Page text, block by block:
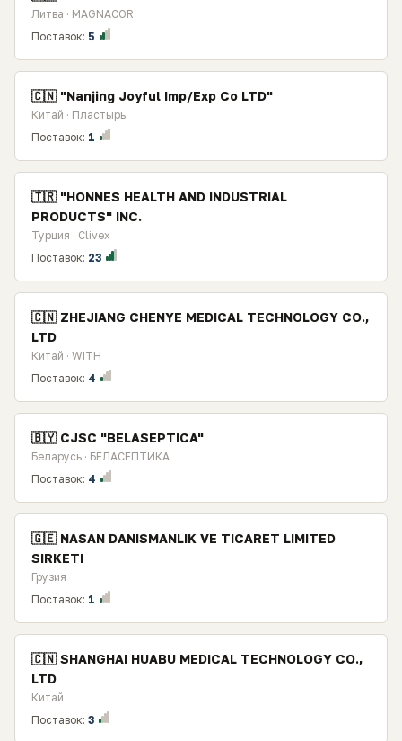
Литва · MAGNACOR
Поставок: 5
🇨🇳 "Nanjing Joyful Imp/Exp Co LTD"
Китай · Пластырь
Поставок: 1
🇹🇷 "HONNES HEALTH AND INDUSTRIAL
PRODUCTS" INC.
Турция · Clivex
Поставок: 23
🇨🇳 ZHEJIANG CHENYE MEDICAL TECHNOLOGY CO.,
LTD
Китай · WITH
Поставок: 4
🇧🇾 CJSC "BELASEPTICA"
Беларусь · БЕЛАСЕПТИКА
Поставок: 4
🇬🇪 NASAN DANISMANLIK VE TICARET LIMITED
SIRKETI
Грузия
Поставок: 1
🇨🇳 SHANGHAI HUABU MEDICAL TECHNOLOGY CO.,
LTD
Китай
Поставок: 3